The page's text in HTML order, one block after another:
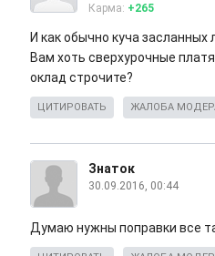
Карма: +265
И как обычно куча засланных
Вам хоть сверхурочные
оклад строчите?
ЦИТИРОВАТЬ ЖАЛОБА
Знаток
30.09.2016, 00:44
Думаю нужны поправки все